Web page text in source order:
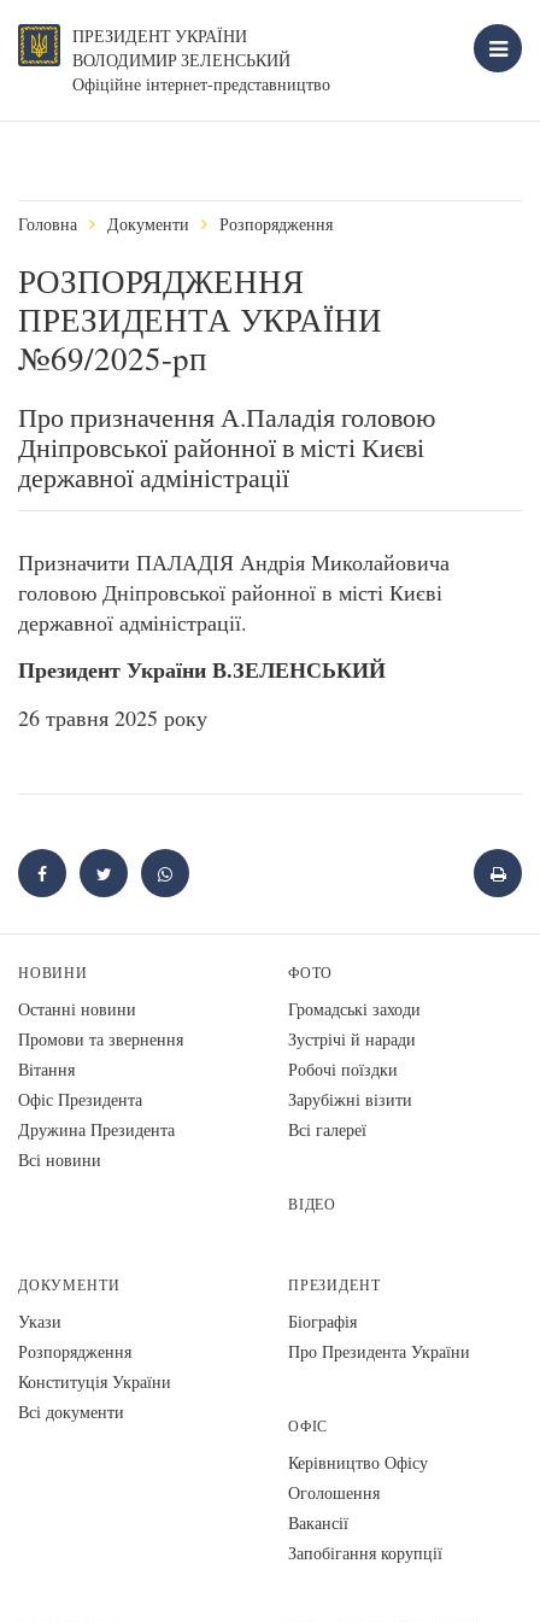
ПРЕЗИДЕНТ УКРАЇНИ
ВОЛОДИМИР ЗЕЛЕНСЬКИЙ
Офіційне інтернет-представництво
Головна Документи Розпорядження
РОЗПОРЯДЖЕННЯ
ПРЕЗИДЕНТА УКРАЇНИ
№69/2025-pп
Про призначення А.Паладія головою
Дніпровської районної в місті Києві
державної адміністрації
Призначити ПАЛАДІЯ Андрія Миколайовича
головою Дніпровської районної в місті Києві
державної адміністрації.
Президент України В.ЗЕЛЕНСЬКИЙ
26 травня 2025 року
НОВИНИ
Останні новини
Промови та звернення
Вiтання
Офіс Президента
Дружина Президента
Всі новини
ФОТО
Громадські заходи
Зустрічі й наради
Робочі поїздки
Зарубіжні візити
Всі галереї
ВІДЕО
ДОКУМЕНТИ
Укази
Розпорядження
Конституція України
Всі документи
ПРЕЗИДЕНТ
Біографія
Про Президента України
ОФІС
Керівництво Офісу
Оголошення
Вакансії
Запобігання корупції